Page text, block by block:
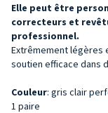
Elle peut être
correcteurs et
professionnel.
Extrêmement légères
soutien efficace dans
Couleur: gris clair
1 paire